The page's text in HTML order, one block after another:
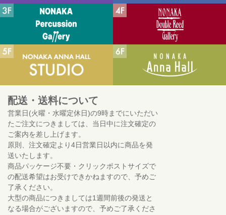
配送・送料について
営業日(火曜・水曜定休日)の9時までにいただい
たご注文につきましては、当日中に注文確定の
ご案内を差し上げます。
原則、注文確定より4日営業日以内に商品を発
送いたします。
商品パッケージ不要・クリックポストサイズで
の配送希望はお受けできかねますので、予めご
了承ください。
大型の商品につきましては1週間前後の発送と
なる場合がございますので、予めご了承くださ